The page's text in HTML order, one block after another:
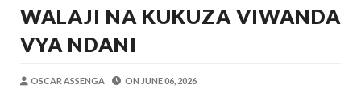
MSUMBA- Aug 07 2026
Alex Sonna
WALAJI NA KUKUZA VIWANDA
VYA NDANI
OSCAR ASSENGA ON JUNE 06, 2026